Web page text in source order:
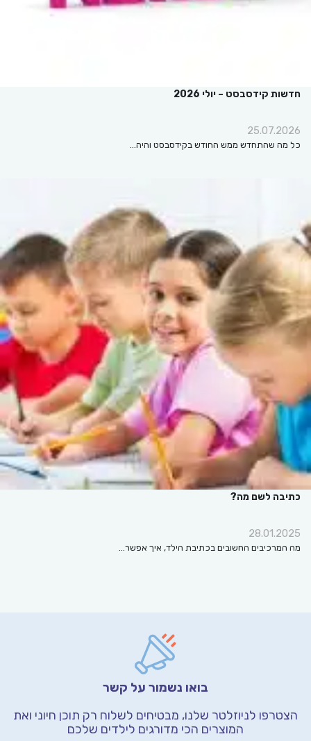
חדשות קידסבסט – יולי 2026
25.07.2026
כל מה שהתחדש ממש החודש בקידסבסט והיה…
כתיבה לשם מה?
28.01.2025
מה המרכיבים החשובים בכתיבת הילד, איך אפשר…
בואו נשמור על קשר
הצטרפו לניוזלטר שלנו, מבטיחים לשלוח רק תוכן חיוני ואת
המוצרים הכי מדורגים לילדים שלכם